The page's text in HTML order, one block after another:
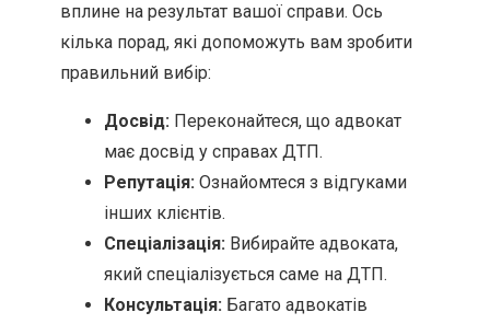
вплине на результат вашої справи. Ось
кілька порад, які допоможуть вам зробити
правильний вибір:
Досвід: Переконайтеся, що адвокат
має досвід у справах ДТП.
Репутація: Ознайомтеся з відгуками
інших клієнтів.
Спеціалізація: Вибирайте адвоката,
який спеціалізується саме на ДТП.
Консультація: Багато адвокатів